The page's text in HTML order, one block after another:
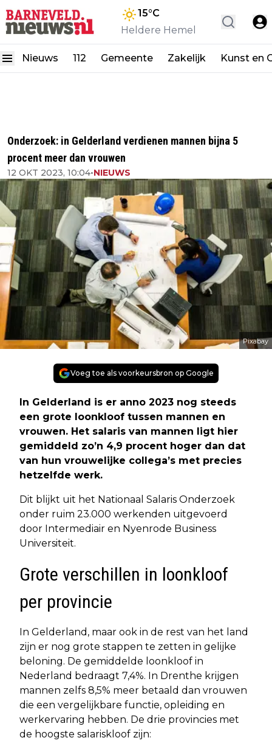
15°C
Heldere Hemel
Nieuws 112 Gemeente Zakelijk Kunst en
Onderzoek: in Gelderland verdienen mannen bijna 5
procent meer dan vrouwen
12 OKT 2023, 10:04•NIEUWS
Pixabay
Voeg toe als voorkeursbron op Google
In Gelderland is er anno 2023 nog steeds
een grote loonkloof tussen mannen en
vrouwen. Het salaris van mannen ligt hier
gemiddeld zo’n 4,9 procent hoger dan dat
van hun vrouwelijke collega’s met precies
hetzelfde werk.
Dit blijkt uit het Nationaal Salaris Onderzoek
onder ruim 23.000 werkenden uitgevoerd
door Intermediair en Nyenrode Business
Universiteit.
Grote verschillen in loonkloof
per provincie
In Gelderland, maar ook in de rest van het land
zijn er nog grote stappen te zetten in gelijke
beloning. De gemiddelde loonkloof in
Nederland bedraagt 7,4%. In Drenthe krijgen
mannen zelfs 8,5% meer betaald dan vrouwen
die een vergelijkbare functie, opleiding en
werkervaring hebben. De drie provincies met
de hoogste salariskloof zijn: